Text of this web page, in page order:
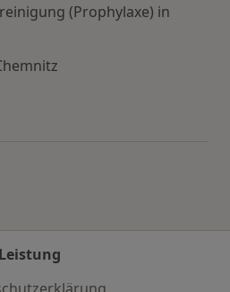
(Prophylaxe) in
Leistung